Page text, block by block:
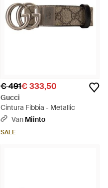
€ 491€ 333,50
Gucci
Cintura Fibbia - Metallic
Van Miinto
SALE